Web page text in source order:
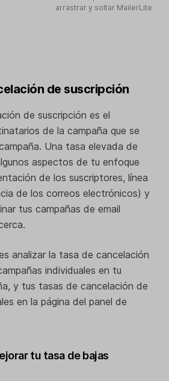
arrastrar y soltar MailerLite
de suscripción
de suscripción es el
de la campaña que se
Una tasa elevada de
aspectos de tu enfoque
de los suscriptores, línea
de los correos electrónicos) y
tus campañas de email
analizar la tasa de cancelación
individuales en tu
y tus tasas de cancelación de
en la página del panel de
tu tasa de bajas